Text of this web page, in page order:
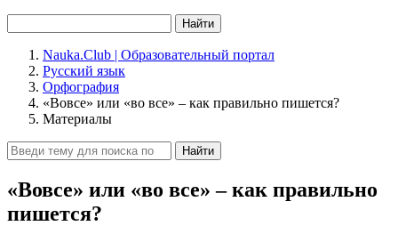
Найти
Nauka.Club | Образовательный портал
Русский язык
Орфография
«Вовсе» или «во все» – как правильно пишется?
Материалы
Найти
«Вовсе» или «во все» – как правильно
пишется?